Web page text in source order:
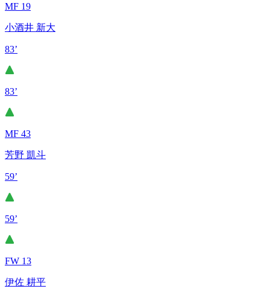
MF 19
小酒井 新大
83’
83’
MF 43
芳野 凱斗
59’
59’
FW 13
伊佐 耕平